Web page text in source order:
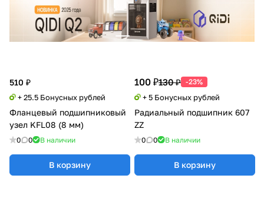
510 ₽
+ 25.5 Бонусных рублей
Фланцевый подшипниковый
узел KFL08 (8 мм)
0 0 В наличии
В корзину
100 ₽130 ₽ -23%
+ 5 Бонусных рублей
Радиальный подшипник 607
ZZ
0 0 В наличии
В корзину